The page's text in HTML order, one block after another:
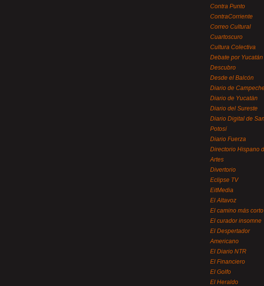
Contra Punto
ContraCorriente
Correo Cultural
Cuartoscuro
Cultura Colectiva
Debate por Yucatán
Descubro
Desde el Balcón
Diario de
Diario de Yucatán
Diario del Sureste
Diario Digital de
Potosí
Diario Fuerza
Directorio Hispano
Artes
Divertorio
Eclipse TV
EitMedia
El Altavoz
El camino más corto
El curador insomne
El Despertador
Americano
El Diario NTR
El Financiero
El Golfo
El Heraldo